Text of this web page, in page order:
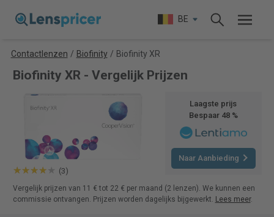
BE
Contactlenzen / Biofinity / Biofinity XR
Biofinity XR - Vergelijk Prijzen
(3)
Laagste prijs
Bespaar 48 %
Naar Aanbieding
Vergelijk prijzen van 11 € tot 22 € per maand (2 lenzen). We kunnen een
commissie ontvangen. Prijzen worden dagelijks bijgewerkt. Lees meer.